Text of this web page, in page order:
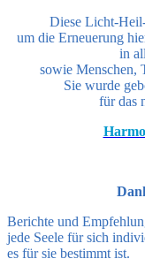
Diese Licht-
um die Erneuerung
in
sowie Menschen,
Sie wurde
für das
Berichte und
jede Seele für sich
es für sie bestimmt ist.